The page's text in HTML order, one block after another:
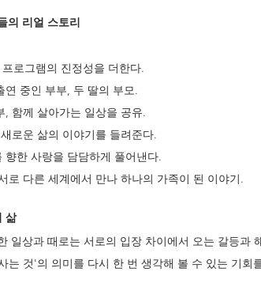
의 리얼 스토리
로그램의 진정성을 더한다.
연 중인 부부, 두 딸의 부모.
, 함께 살아가는 일상을 공유.
로운 삶의 이야기를 들려준다.
향한 사랑을 담담하게 풀어낸다.
로 다른 세계에서 만나 하나의 가족이 된 이야기.
삶
일상과 때로는 서로의 입장 차이에서 오는 갈등과
는 것'의 의미를 다시 한 번 생각해 볼 수 있는 기회